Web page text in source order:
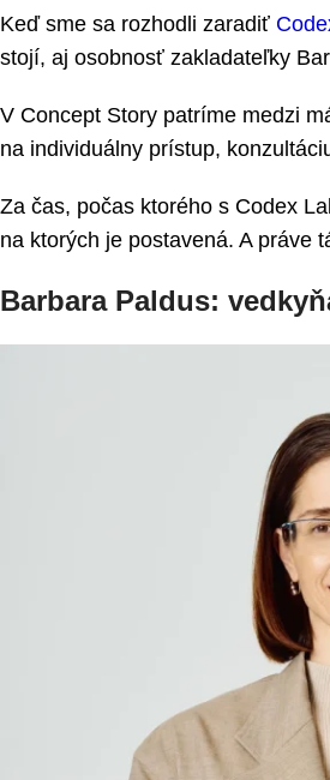
Keď sme sa rozhodli zaradiť
stojí, aj osobnosť zakladateľky
V Concept Story patríme medzi
na individuálny prístup,
Za čas, počas ktorého s Codex
na ktorých je postavená. A práve
Barbara Paldus: